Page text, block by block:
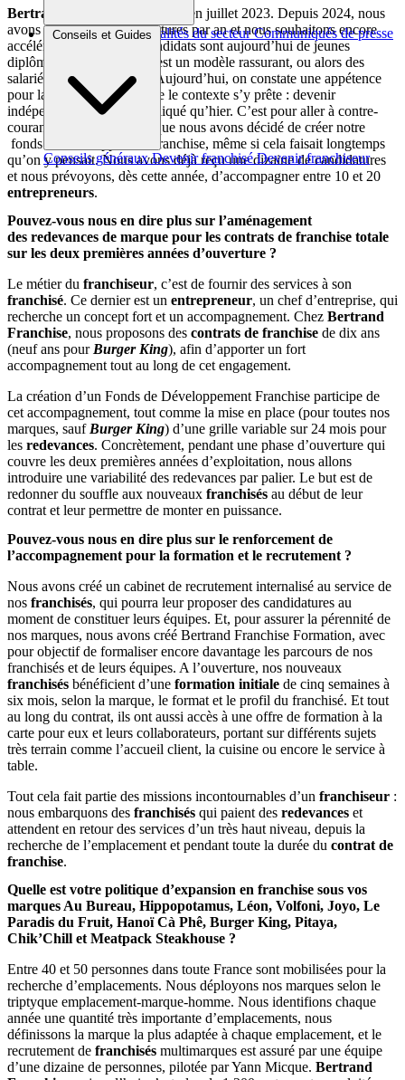
Brèves et actus Actualités du secteur Communiqués de presse
Conseils et Guides
Conseils généraux Devenir franchisé Devenir franchiseur
Bertrand Franchise
a été créé en juillet 2023. Depuis 2024, nous
avons procédé à 100 ouvertures par an et nous souhaitons encore
accélérer. Beaucoup de candidats sont aujourd’hui de jeunes
diplômés car la
est un modèle rassurant, ou alors des
salariés enreconversion
. Aujourd’hui, on constate une appétence
pour la franchise, parce que le contexte s’y prête : devenir
indépendant est plus compliqué qu’hier. C’est pour aller à contre-
courant de cette tendance que nous avons décidé de créer notre
fonds de développement franchise, même si cela faisait longtemps
qu’on y pensait. Nous avons déjà reçu une dizaine de candidatures
et nous prévoyons, dès cette année, d’accompagner entre 10 et 20
entrepreneurs.
Pouvez-vous nous en dire plus sur l’aménagement
des redevances de marque pour les contrats de franchise totale
sur les deux premières années d’ouverture ?
Le métier du franchiseur, c’est de fournir des services à son
franchisé. Ce dernier est un entrepreneur, un chef d’entreprise, qui
recherche un concept fort et un accompagnement. Chez Bertrand
Franchise, nous proposons des contrats de franchise de dix ans
(neuf ans pour Burger King), afin d’apporter un fort
accompagnement tout au long de cet engagement.
La création d’un Fonds de Développement Franchise participe de
cet accompagnement, tout comme la mise en place (pour toutes nos
marques, sauf Burger King) d’une grille variable sur 24 mois pour
les redevances. Concrètement, pendant une phase d’ouverture qui
couvre les deux premières années d’exploitation, nous allons
introduire une variabilité des redevances par palier. Le but est de
redonner du souffle aux nouveaux franchisés au début de leur
contrat et leur permettre de monter en puissance.
Pouvez-vous nous en dire plus sur le renforcement de
l’accompagnement pour la formation et le recrutement ?
Nous avons créé un cabinet de recrutement internalisé au service de
nos franchisés, qui pourra leur proposer des candidatures au
moment de constituer leurs équipes. Et, pour assurer la pérennité de
nos marques, nous avons créé Bertrand Franchise Formation, avec
pour objectif de formaliser encore davantage les parcours de nos
franchisés et de leurs équipes. A l’ouverture, nos nouveaux
franchisés bénéficient d’une formation initiale de cinq semaines à
six mois, selon la marque, le format et le profil du franchisé. Et tout
au long du contrat, ils ont aussi accès à une offre de formation à la
carte pour eux et leurs collaborateurs, portant sur différents sujets
très terrain comme l’accueil client, la cuisine ou encore le service à
table.
Tout cela fait partie des missions incontournables d’un franchiseur :
nous embarquons des franchisés qui paient des redevances et
attendent en retour des services d’un très haut niveau, depuis la
recherche de l’emplacement et pendant toute la durée du contrat de
franchise.
Quelle est votre politique d’expansion en franchise sous vos
marques Au Bureau, Hippopotamus, Léon, Volfoni, Joyo, Le
Paradis du Fruit, Hanoï Cà Phê, Burger King, Pitaya,
Chik’Chill et Meatpack Steakhouse ?
Entre 40 et 50 personnes dans toute France sont mobilisées pour la
recherche d’emplacements. Nous déployons nos marques selon le
triptyque emplacement-marque-homme. Nous identifions chaque
année une quantité très importante d’emplacements, nous
définissons la marque la plus adaptée à chaque emplacement, et le
recrutement de franchisés multimarques est assuré par une équipe
d’une dizaine de personnes, pilotée par Yann Micque. Bertrand